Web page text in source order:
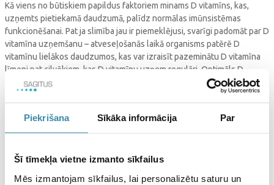
Piekrišana Sīkāka informācija Par
Šī tīmekļa vietne izmanto sīkfailus
Mēs izmantojam sīkfailus, lai personalizētu saturu un
Kā viens no būtiskiem papildus faktoriem minams D vitamīns, kas,
uzņemts pietiekamā daudzumā, palīdz normālas imūnsistēmas
funkcionēšanai. Pat ja slimība jau ir piemeklējusi, svarīgi padomāt par D
vitamīna uzņemšanu – atveseļošanās laikā organisms patērē D
vitamīnu lielākos daudzumos, kas var izraisīt pazeminātu D vitamīna
līmeni pat cilvēkiem, kas D vitamīnu uzņem regulāri. Optimāls D
vitamīna līmenis var ne tikai pasargāt no saslimšanas, bet saslimšanas
gadījumā atbalstīs imūnsistēmu ātrākam atveseļošanās procesam. [1]
Avoti:
[1] Kadiša, A. (2024).D vitamīns un autoimūnas reimatiskas slimības
Dalies ar šo ierakstu